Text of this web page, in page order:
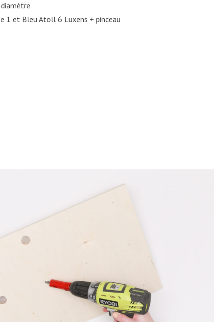
1 et Bleu Atoll 6 Luxens + pinceau